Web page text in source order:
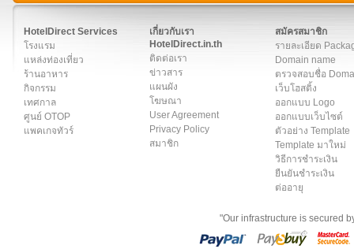
HotelDirect Services
โรงแรม
แหล่งท่องเที่ยว
ร้านอาหาร
กิจกรรม
เทศกาล
ศูนย์ OTOP
แพคเกจทัวร์
เกี่ยวกับเรา
HotelDirect.in.th
ติดต่อเรา
ข่าวสาร
แผนผัง
โฆษณา
User Agreement
Privacy Policy
สมาชิก
สมัครสมาชิก
รายละเอียด
Domain name
ตรวจสอบชื่อ
เว็บโฮสติ้ง
ออกแบบ Logo
ออกแบบเว็บไซต์
ตัวอย่าง Template
Template มาใหม่
วิธีการชำระเงิน
ยืนยันชำระเงิน
ต่ออายุ
"Our infrastructure is secured